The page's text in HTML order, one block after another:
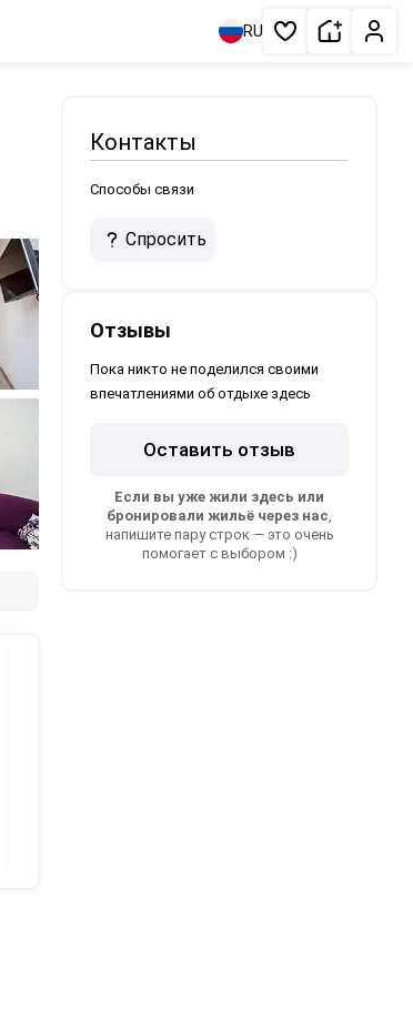
RU Избранное
Сдать
Контакты
Способы связи
Спросить
Отзывы
Пока никто не поделился своими
впечатлениями об отдыхе здесь
Оставить отзыв
Если вы уже жили здесь или
бронировали жильё через нас,
напишите пару строк — это очень
помогает с выбором :)